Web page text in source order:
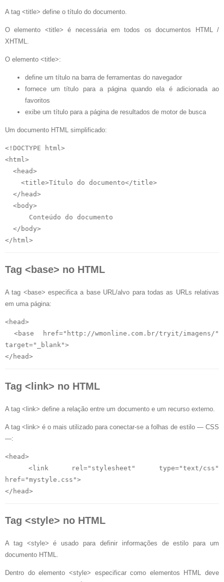
A tag <title> define o título do documento.
O elemento <title> é necessária em todos os documentos HTML /
XHTML.
O elemento <title>:
define um título na barra de ferramentas do navegador
fornece um título para a página quando ela é adicionada ao
favoritos
exibe um título para a página de resultados de motor de busca
Um documento HTML simplificado:
<!DOCTYPE html>
<html>
<head>
<title>Título do documento</title>
</head>
<body>
Conteúdo do documento
</body>
Tag <base> no HTML
A tag <base> especifica a base URL/alvo para todas as URLs relativas
em uma página:
<head>
target="_blank">
Tag <link> no HTML
A tag <link> define a relação entre um documento e um recurso externo.
A tag <link> é o mais utilizado para conectar-se a folhas de estilo — CSS
—:
<head>
href="mystyle.css">
Tag <style> no HTML
A tag <style> é usado para definir informações de estilo para um
documento HTML.
Dentro do elemento <style> especificar como elementos HTML deve